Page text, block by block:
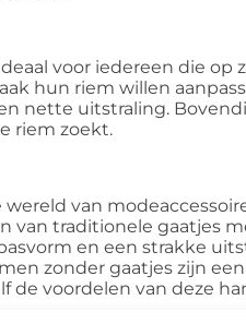
voor iedereen die op
hun riem willen
nette uitstraling.
riem zoekt.
van
van traditionele gaatjes
en een strakke
zonder gaatjes zijn
de voordelen van deze